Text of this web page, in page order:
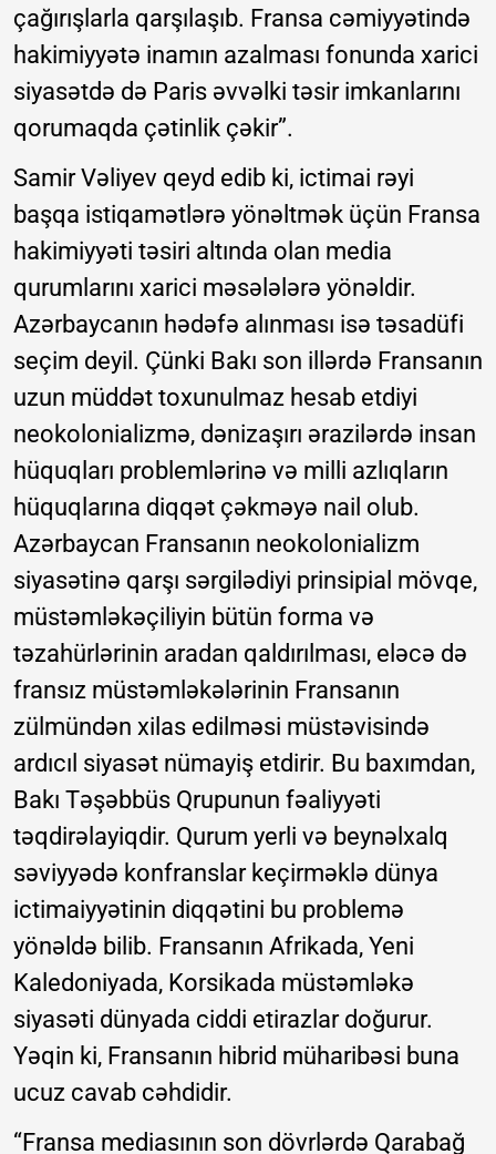
çağırışlarla qarşılaşıb. Fransa cəmiyyətində
hakimiyyətə inamın azalması fonunda xarici
siyasətdə də Paris əvvəlki təsir imkanlarını
qorumaqda çətinlik çəkir”.
Samir Vəliyev qeyd edib ki, ictimai rəyi
başqa istiqamətlərə yönəltmək üçün Fransa
hakimiyyəti təsiri altında olan media
qurumlarını xarici məsələlərə yönəldir.
Azərbaycanın hədəfə alınması isə təsadüfi
seçim deyil. Çünki Bakı son illərdə Fransanın
uzun müddət toxunulmaz hesab etdiyi
neokolonializmə, dənizaşırı ərazilərdə insan
hüquqları problemlərinə və milli azlıqların
hüquqlarına diqqət çəkməyə nail olub.
Azərbaycan Fransanın neokolonializm
siyasətinə qarşı sərgilədiyi prinsipial mövqe,
müstəmləkəçiliyin bütün forma və
təzahürlərinin aradan qaldırılması, eləcə də
fransız müstəmləkələrinin Fransanın
zülmündən xilas edilməsi müstəvisində
ardıcıl siyasət nümayiş etdirir. Bu baxımdan,
Bakı Təşəbbüs Qrupunun fəaliyyəti
təqdirəlayiqdir. Qurum yerli və beynəlxalq
səviyyədə konfranslar keçirməklə dünya
ictimaiyyətinin diqqətini bu problemə
yönəldə bilib. Fransanın Afrikada, Yeni
Kaledoniyada, Korsikada müstəmləkə
siyasəti dünyada ciddi etirazlar doğurur.
Yəqin ki, Fransanın hibrid müharibəsi buna
ucuz cavab cəhdidir.
“Fransa mediasının son dövrlərdə Qarabağ